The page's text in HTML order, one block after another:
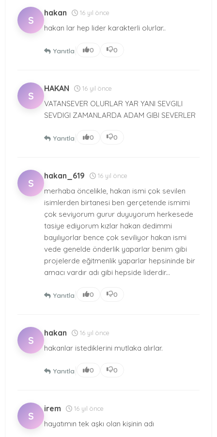
S
hakan 16 yıl önce
hakan lar hep lider karakterli olurlar..
Yanıtla 0 0
S
HAKAN 16 yıl önce
VATANSEVER OLURLAR YAR YANI SEVGILI
SEVDIGI ZAMANLARDA ADAM GIBI SEVERLER
Yanıtla 0 0
S
hakan_619 16 yıl önce
merhaba öncelikle, hakan ismi çok sevilen
isimlerden birtanesi ben gerçetende ismimi
çok seviyorum gurur duyuyorum herkesede
tasiye ediyorum kızlar hakan dedimmi
bayılıyorlar bence çok seviliyor hakan ismi
vede genelde önderlik yaparlar benim gibi
projelerde eğitmenlik yaparlar hepsininde bir
amacı vardır adı gibi hepside liderdir...
Yanıtla 0 0
S
hakan 16 yıl önce
hakanlar istediklerini mutlaka alırlar.
Yanıtla 0 0
S
irem 16 yıl önce
hayatımın tek aşkı olan kişinin adı